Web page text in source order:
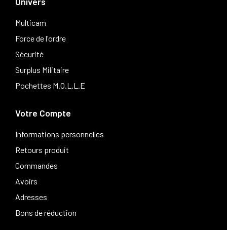
Multicam
Force de l'ordre
Sécurité
Surplus Militaire
Pochettes M.O.L.L.E
Votre Compte
Informations personnelles
Retours produit
Commandes
Avoirs
Adresses
Bons de réduction